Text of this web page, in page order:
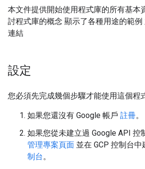
本文件提供開始使用程式庫的所有基本
討程式庫的概念 顯示了各種用途的範
連結
設定
您必須先完成幾個步驟才能使用這個程
如果您還沒有 Google 帳戶 註冊。
如果您從未建立過 Google API 控
管理專案頁面 並在 GCP 控制台中
制台。